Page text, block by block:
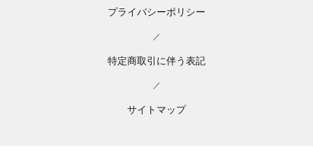
プライバシーポリシー
／
特定商取引に伴う表記
／
サイトマップ